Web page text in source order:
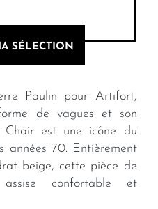
SÉLECTION
Paulin pour Artifort,
de vagues et son
Chair est une icône du
années 70. Entièrement
beige, cette pièce de
confortable et